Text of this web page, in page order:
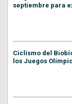
septiembre para
Ciclismo del
los Juegos